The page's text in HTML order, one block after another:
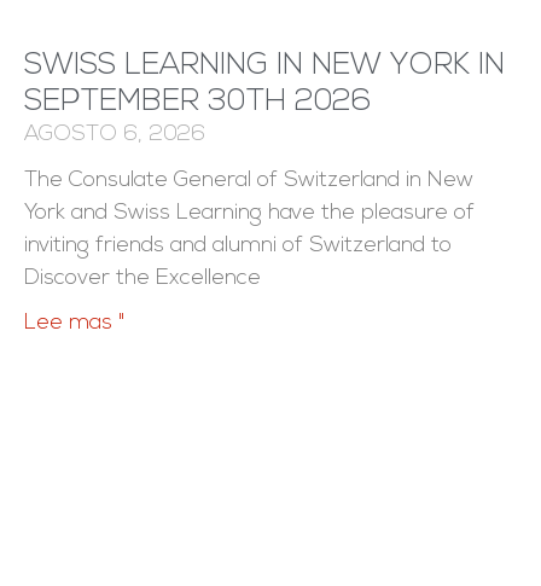
SWISS LEARNING IN NEW YORK IN
SEPTEMBER 30TH 2026
AGOSTO 6, 2026
The Consulate General of Switzerland in New
York and Swiss Learning have the pleasure of
inviting friends and alumni of Switzerland to
Discover the Excellence
Lee mas "